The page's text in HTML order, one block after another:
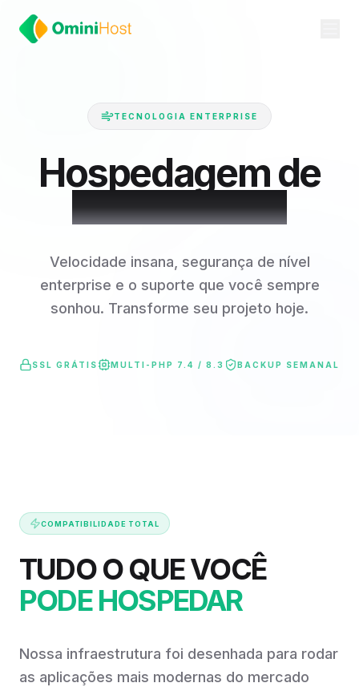
TECNOLOGIA ENTERPRISE
Hospedagemde
SitesdeElite
Velocidade insana, segurança de nível
enterprise e o suporte que você sempre
sonhou. Transforme seu projeto hoje.
SSL GRÁTIS MULTI-PHP 7.4 / 8.3 BACKUP SEMANAL
COMPATIBILIDADE TOTAL
TUDO O QUE VOCÊ
PODE HOSPEDAR
Nossa infraestrutura foi desenhada para rodar
as aplicações mais modernas do mercado